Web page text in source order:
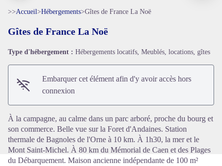
Voir l'image en plein écran
>>Accueil>Hébergements>Gîtes de France La Noë
Gîtes de France La Noë
Type d'hébergement : Hébergements locatifs, Meublés, locations, gîtes
Embarquer cet élément afin d'y avoir accès hors
connexion
À la campagne, au calme dans un parc arboré, proche du bourg et
son commerce. Belle vue sur la Foret d'Andaines. Station
thermale de Bagnoles de l'Orne à 10 km. À 1h30, la mer et le
Mont Saint-Michel. À 80 km du Mémorial de Caen et des Plages
du Débarquement. Maison ancienne indépendante de 100 m²